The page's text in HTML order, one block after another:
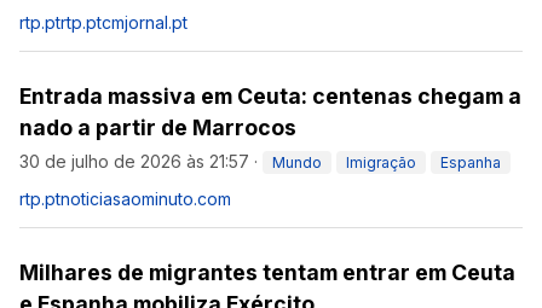
rtp.ptrtp.ptcmjornal.pt
Entrada massiva em Ceuta: centenas chegam a
nado a partir de Marrocos
30 de julho de 2026 às 21:57 · Mundo Imigração Espanha
rtp.ptnoticiasaominuto.com
Milhares de migrantes tentam entrar em Ceuta